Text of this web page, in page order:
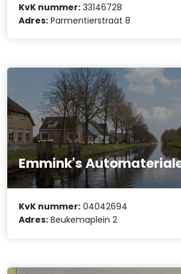
KvK nummer: 33146728
Adres: Parmentierstraat 8
Emmink's
KvK nummer: 04042694
Adres: Beukemaplein 2